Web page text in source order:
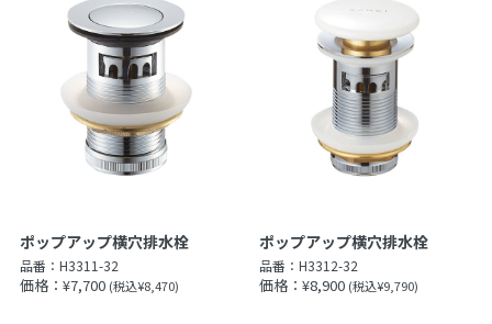
ポップアップ横穴排水栓
品番： H3311-32
価格：¥7,700 (税込¥8,470)
ポップアップ横穴排水栓
品番：H3312-32
価格：¥8,900 (税込¥9,790)